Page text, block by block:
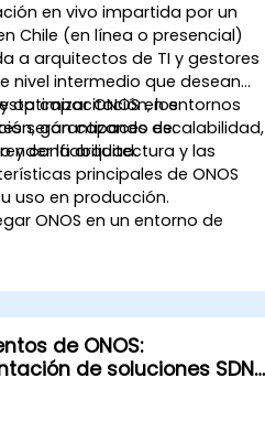
en vivo impartida por un
Chile (en línea o presencial)
a arquitectos de TI y gestores
nivel intermedio que desean
optimizar ONOS en entornos
garantizando escalabilidad,
y confiabilidad.
capacitación, los
serán capaces de:
la arquitectura y las
principales de ONOS
uso en producción.
ONOS en un entorno de
clustering, redundancia y
a fallos en ONOS.
solucionar problemas y
las implementaciones de
para garantizar escalabilidad y
de ONOS:
de soluciones SDN